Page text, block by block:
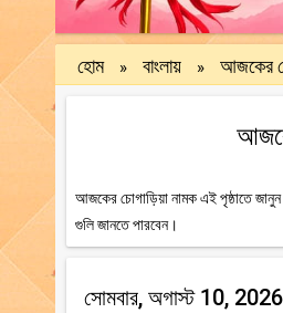
হোম » বাংলায় » আজকের
আজকের চোগাড়িয়া নামক এই পৃষ্ঠাতে
গুলি জানতে পারবেন।
সোমবার, অগাস্ট 10,